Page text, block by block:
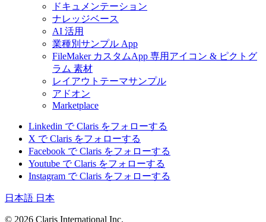
ドキュメンテーション
ナレッジベース
AI 活用
業種別サンプル App
FileMaker カスタムApp 専用アイコン & ピクトグ
ラム 素材
レイアウトテーマサンプル
アドオン
Marketplace
Linkedin で Claris をフォローする
X で Claris をフォローする
Facebook で Claris をフォローする
Youtube で Claris をフォローする
Instagram で Claris をフォローする
日本語 日本
© 2026 Claris International Inc.